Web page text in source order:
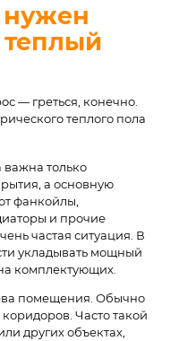
нужен
— греться, конечно.
теплого пола
только
а основную
фанкойлы,
и прочие
частая ситуация. В
укладывать мощный
комплектующих.
помещения. Обычно
коридоров. Часто такой
других объектах,